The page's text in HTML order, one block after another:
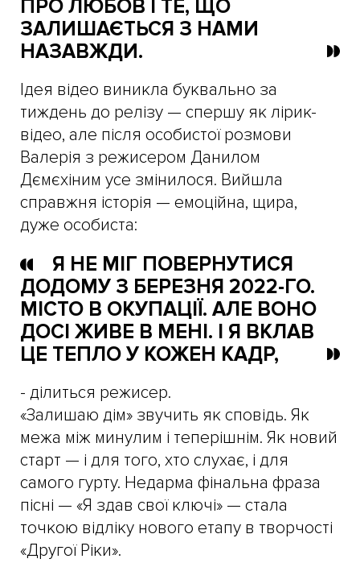
ПРО ЛЮБОВ І ТЕ, ЩО
ЗАЛИШАЄТЬСЯ З НАМИ
НАЗАВЖДИ.
Ідея відео виникла буквально за
тиждень до релізу — спершу як лірик-
відео, але після особистої розмови
Валерія з режисером Данилом
Дємєхіним усе змінилося. Вийшла
справжня історія — емоційна, щира,
дуже особиста:
Я НЕ МІГ ПОВЕРНУТИСЯ
ДОДОМУ З БЕРЕЗНЯ 2022-ГО.
МІСТО В ОКУПАЦІЇ. АЛЕ ВОНО
ДОСІ ЖИВЕ В МЕНІ. І Я ВКЛАВ
ЦЕ ТЕПЛО У КОЖЕН КАДР,
- ділиться режисер.
«Залишаю дім» звучить як сповідь. Як
межа між минулим і теперішнім. Як новий
старт — і для того, хто слухає, і для
самого гурту. Недарма фінальна фраза
пісні — «Я здав свої ключі» — стала
точкою відліку нового етапу в творчості
«Другої Ріки».